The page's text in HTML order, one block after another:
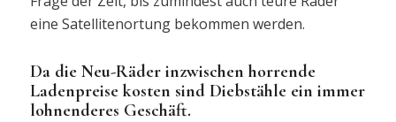
eine Satellitenortung bekommen werden.
Da die Neu-Räder inzwischen horrende
Ladenpreise kosten sind Diebstähle ein immer
lohnenderes Geschäft.